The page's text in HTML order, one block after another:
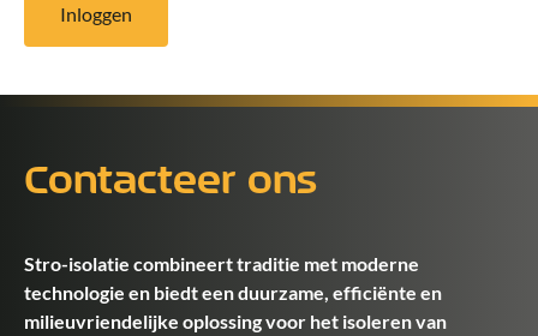
Inloggen
Contacteer ons
Stro-isolatie combineert traditie met moderne
technologie en biedt een duurzame, efficiënte en
milieuvriendelijke oplossing voor het isoleren van